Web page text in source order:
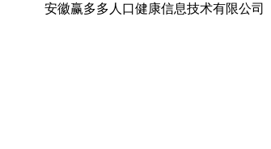
安徽赢多多人口健康信息技术有限公司